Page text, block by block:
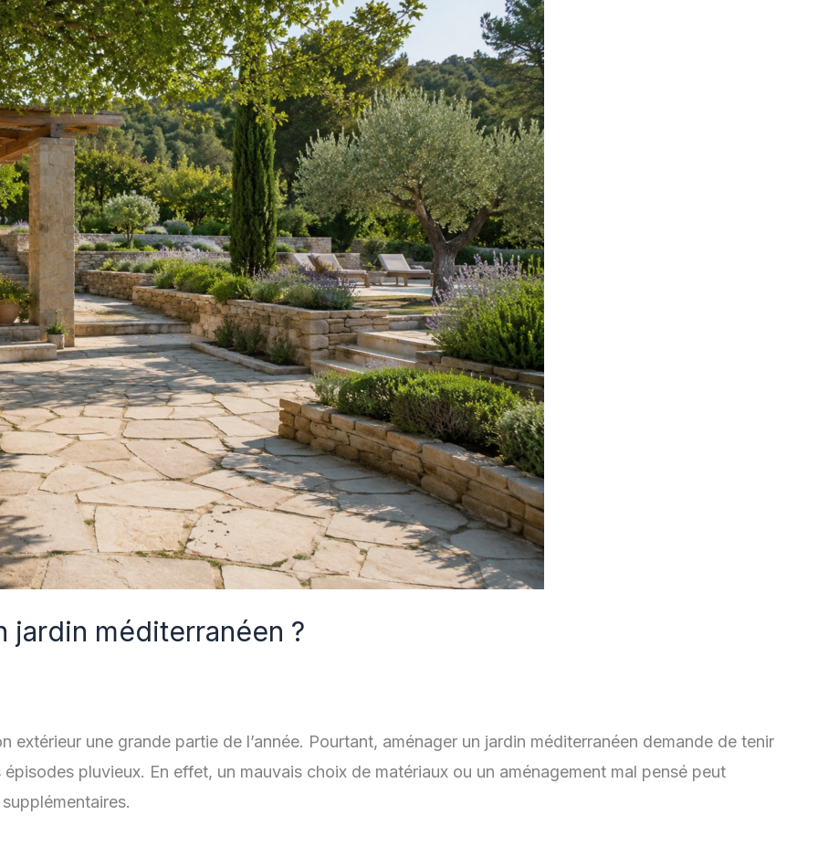
jardin méditerranéen ?
une grande partie de l’année. Pourtant, aménager un jardin méditerranéen demande de tenir
pluvieux. En effet, un mauvais choix de matériaux ou un aménagement mal pensé peut